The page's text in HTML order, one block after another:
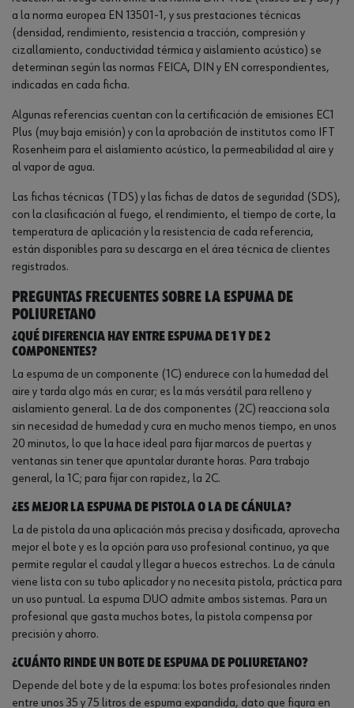
a la norma europea EN 13501-1, y sus prestaciones técnicas
(densidad, rendimiento, resistencia a tracción, compresión y
cizallamiento, conductividad térmica y aislamiento acústico) se
determinan según las normas FEICA, DIN y EN correspondientes,
indicadas en cada ficha.
Algunas referencias cuentan con la certificación de emisiones EC1
Plus (muy baja emisión) y con la aprobación de institutos como IFT
Rosenheim para el aislamiento acústico, la permeabilidad al aire y
al vapor de agua.
Las fichas técnicas (TDS) y las fichas de datos de seguridad (SDS),
con la clasificación al fuego, el rendimiento, el tiempo de corte, la
temperatura de aplicación y la resistencia de cada referencia,
están disponibles para su descarga en el área técnica de clientes
registrados.
Preguntas frecuentes sobre la espuma de
poliuretano
¿Qué diferencia hay entre espuma de 1 y de 2
componentes?
La espuma de un componente (1C) endurece con la humedad del
aire y tarda algo más en curar; es la más versátil para relleno y
aislamiento general. La de dos componentes (2C) reacciona sola
sin necesidad de humedad y cura en mucho menos tiempo, en unos
20 minutos, lo que la hace ideal para fijar marcos de puertas y
ventanas sin tener que apuntalar durante horas. Para trabajo
general, la 1C; para fijar con rapidez, la 2C.
¿Es mejor la espuma de pistola o la de cánula?
La de pistola da una aplicación más precisa y dosificada, aprovecha
mejor el bote y es la opción para uso profesional continuo, ya que
permite regular el caudal y llegar a huecos estrechos. La de cánula
viene lista con su tubo aplicador y no necesita pistola, práctica para
un uso puntual. La espuma DUO admite ambos sistemas. Para un
profesional que gasta muchos botes, la pistola compensa por
precisión y ahorro.
¿Cuánto rinde un bote de espuma de poliuretano?
Depende del bote y de la espuma: los botes profesionales rinden
entre unos 35 y 75 litros de espuma expandida, dato que figura en